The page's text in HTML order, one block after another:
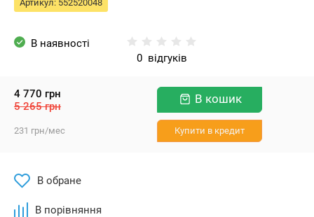
Артикул: 552520048
В наявності
0 відгуків
4 770 грн
5 265 грн
В кошик
231 грн/мес Купити в кредит
В обране
В порівняння